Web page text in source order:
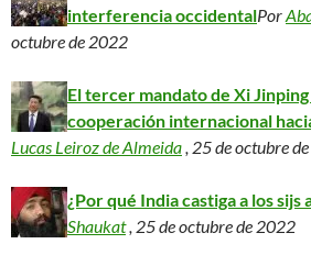
interferencia occidentalPor
octubre de 2022
El tercer mandato de Xi
cooperación internacional
Lucas Leiroz de Almeida, 25 de octubre
¿Por qué India castiga a los sijs
Shaukat, 25 de octubre de 2022